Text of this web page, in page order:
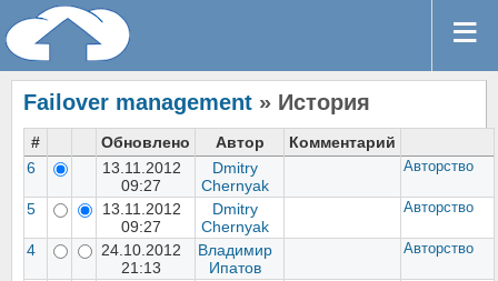
Failover management » История
# Обновлено Автор
Комментарий
6
13.11.2012
09:27
Dmitry
Chernyak
Авторство
5
13.11.2012
09:27
Dmitry
Chernyak
Авторство
4
24.10.2012
21:13
Владимир
Ипатов
Авторство